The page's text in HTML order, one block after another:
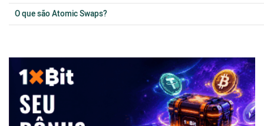
O que são Atomic Swaps?